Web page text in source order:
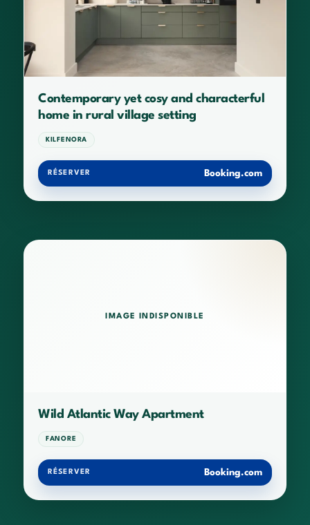
Contemporary yet cosy and characterful
home in rural village setting
KILFENORA
RÉSERVER Booking.com
IMAGE INDISPONIBLE
Wild Atlantic Way Apartment
FANORE
RÉSERVER Booking.com